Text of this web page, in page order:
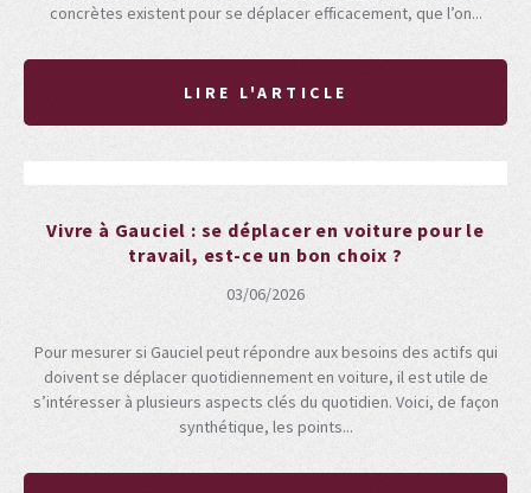
concrètes existent pour se déplacer efficacement, que l’on...
LIRE L'ARTICLE
Vivre à Gauciel : se déplacer en voiture pour le
travail, est-ce un bon choix ?
03/06/2026
Pour mesurer si Gauciel peut répondre aux besoins des actifs qui
doivent se déplacer quotidiennement en voiture, il est utile de
s’intéresser à plusieurs aspects clés du quotidien. Voici, de façon
synthétique, les points...